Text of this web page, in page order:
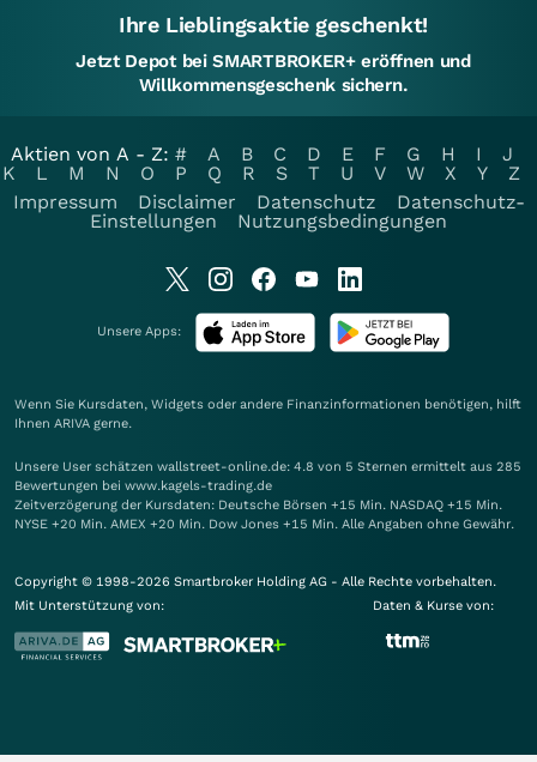
Ihre Lieblingsaktie geschenkt!
Jetzt Depot bei SMARTBROKER+ eröffnen und
Willkommensgeschenk sichern.
Aktien von A - Z: # A B C D E F G H I
J
K
L M N O P Q R S T U V W X Y
Z
Impressum
Disclaimer Datenschutz
Datenschutz-
Einstellungen
Nutzungsbedingungen
Unsere Apps:
Wenn Sie Kursdaten, Widgets oder andere Finanzinformationen benötigen, hilft
Ihnen ARIVA gerne.
Unsere User schätzen wallstreet-online.de: 4.8 von 5 Sternen ermittelt aus 285
Bewertungen bei www.kagels-trading.de
Zeitverzögerung der Kursdaten: Deutsche Börsen +15 Min. NASDAQ +15 Min.
NYSE +20 Min. AMEX +20 Min. Dow Jones +15 Min. Alle Angaben ohne Gewähr.
Copyright © 1998-2026 Smartbroker Holding AG - Alle Rechte vorbehalten.
Mit Unterstützung von:
Daten & Kurse von: